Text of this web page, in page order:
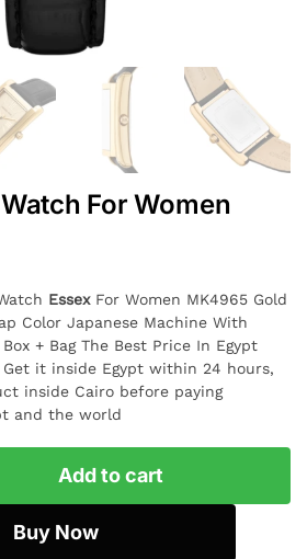
For Women
EssexFor Women MK4965 Gold
Color Japanese Machine With
+ Bag The Best Price In Egypt
Get it inside Egypt within 24 hours,
inside Cairo before paying
and the world
Add to cart
Buy Now